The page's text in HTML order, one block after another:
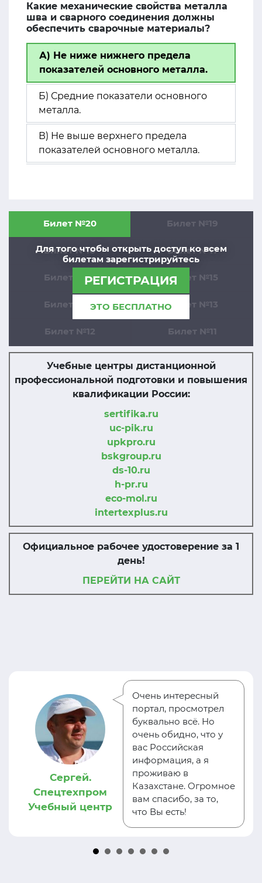
Какие механические свойства металла
шва и сварного соединения должны
обеспечить сварочные материалы?
А) Не ниже нижнего предела
показателей основного металла.
Б) Средние показатели основного
металла.
В) Не выше верхнего предела
показателей основного металла.
Для того чтобы открыть доступ ко всем
билетам зарегистрируйтесь
РЕГИСТРАЦИЯ
ЭТО БЕСПЛАТНО
Билет №20 Билет №19
Билет №18 Билет №17
Билет №16 Билет №15
Билет №14 Билет №13
Билет №12 Билет №11
Учебные центры дистанционной
профессиональной подготовки и повышения
квалификации России:
sertifika.ru
uc-pik.ru
upkpro.ru
bskgroup.ru
ds-10.ru
h-pr.ru
eco-mol.ru
intertexplus.ru
Официальное рабочее удостоверение за 1
день!
ПЕРЕЙТИ НА САЙТ
Сергей.
Спецтехпром
Учебный центр
Очень интересный
портал, просмотрел
буквально всё. Но
очень обидно, что у
вас Российская
информация, а я
проживаю в
Казахстане. Огромное
вам спасибо, за то,
что Вы есть!